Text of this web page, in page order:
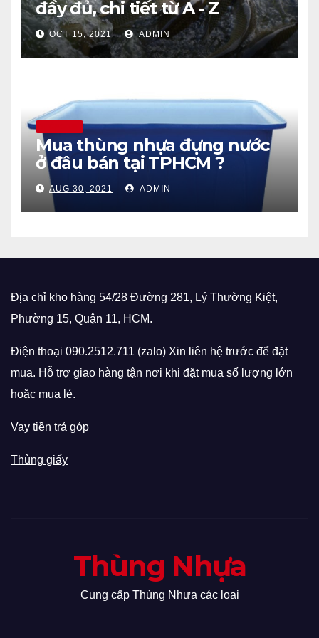
đầy đủ, chi tiết từ A - Z
OCT 15, 2021 ADMIN
Mua thùng nhựa đựng nước
ở đâu bán tại TPHCM ?
AUG 30, 2021 ADMIN
Địa chỉ kho hàng 54/28 Đường 281, Lý Thường Kiệt,
Phường 15, Quận 11, HCM.
Điện thoại 090.2512.711 (zalo) Xin liên hệ trước để đặt
mua. Hỗ trợ giao hàng tận nơi khi đặt mua số lượng lớn
hoặc mua lẻ.
Vay tiền trả góp
Thùng giấy
Thùng Nhựa
Cung cấp Thùng Nhựa các loại